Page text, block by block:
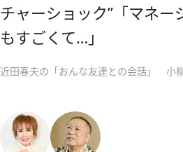
チャーショック”「マネ
もすごくて…」
近田春夫の「おんな友達との会話」